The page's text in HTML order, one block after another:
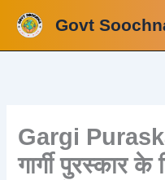
content
Govt
Gargi
गार्गी पुरस्कार